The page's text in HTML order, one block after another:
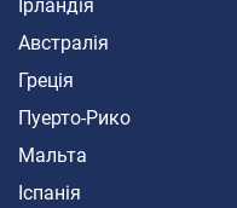
Ірландія
Австралія
Греція
Пуерто-Рико
Мальта
Іспанія